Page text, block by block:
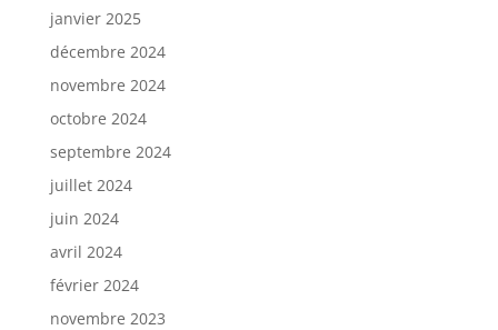
janvier 2025
décembre 2024
novembre 2024
octobre 2024
septembre 2024
juillet 2024
juin 2024
avril 2024
février 2024
novembre 2023